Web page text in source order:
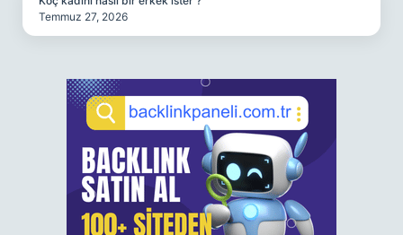
Temmuz 27, 2026